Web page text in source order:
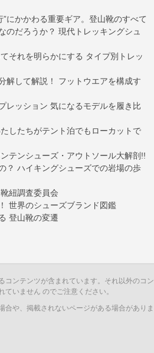
にかかわる重要ギア。登山靴のすべて
のだろうか？ 現代トレッキングシュ
それを明らかにする タイプ別トレッ
解して解説！ フットウエアを構成す
レッション 気になるモデルを履き比
したちがテント泊でもローカットで
テンシューズ・アウトソール大解剖!!
？ ハイキングシューズでの岩場の歩
紐調査委員会
世界のシューズブランド図鑑
登山靴の変遷
ンテンツが含まれています。それ以外のコン
いません のでご注意ください。
や、掲載されないページがある場合がありま